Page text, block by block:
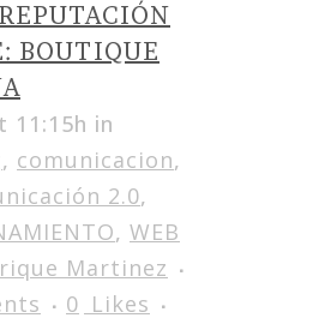
REPUTACIÓN
BOUTIQUE
11:15h in
, comunicacion,
2.0,
, WEB
Martinez
0 Likes